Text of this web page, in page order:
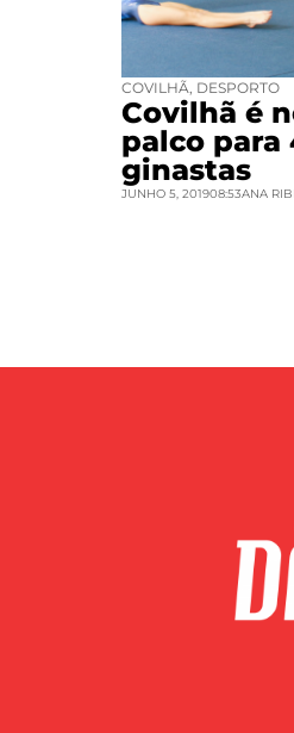
COVILHÃ DESPORTO
Covilhã é
palco para
ginastas
JUNHO 5, 201908:53ANA